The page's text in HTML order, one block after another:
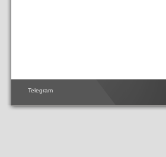
Telegram